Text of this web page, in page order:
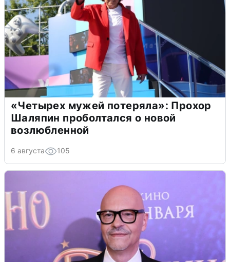
«Четырех мужей потеряла»: Прохор
Шаляпин проболтался о новой
возлюбленной
6 августа 105